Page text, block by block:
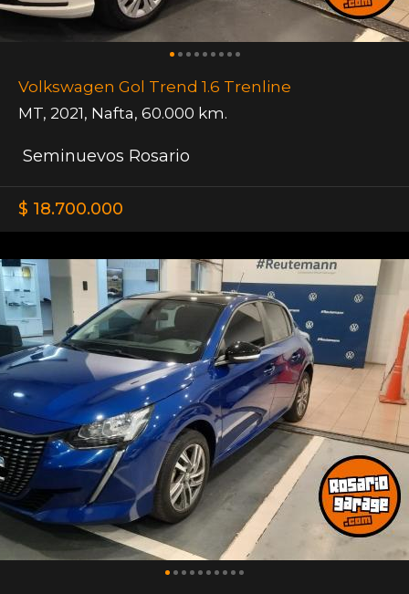
Volkswagen Gol Trend 1.6 Trenline
MT, 2021, Nafta, 60.000 km.
Seminuevos Rosario
$ 18.700.000